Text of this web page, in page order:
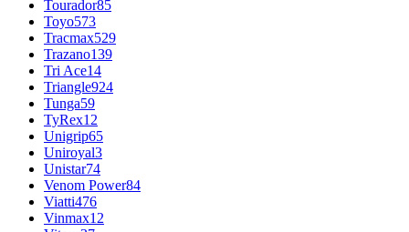
Tourador85
Toyo573
Tracmax529
Trazano139
Tri Ace14
Triangle924
Tunga59
TyRex12
Unigrip65
Uniroyal3
Unistar74
Venom Power84
Viatti476
Vinmax12